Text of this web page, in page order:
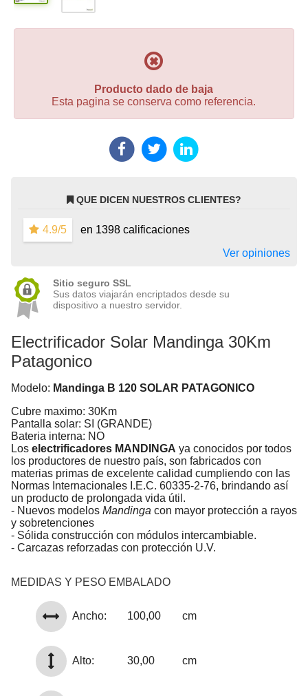
Producto dado de baja
Esta pagina se conserva como referencia.
QUE DICEN NUESTROS CLIENTES?
4.9/5
en 1398 calificaciones
Ver opiniones
Sitio seguro SSL
Sus datos viajarán encriptados desde su
dispositivo a nuestro servidor.
Electrificador Solar Mandinga 30Km
Patagonico
Modelo: Mandinga B 120 SOLAR PATAGONICO
Cubre maximo: 30Km
Pantalla solar: SI (GRANDE)
Bateria interna: NO
Los electrificadores MANDINGA ya conocidos por todos
los productores de nuestro país, son fabricados con
materias primas de excelente calidad cumpliendo con las
Normas Internacionales I.E.C. 60335-2-76, brindando así
un producto de prolongada vida útil.
- Nuevos modelos Mandinga con mayor protección a rayos
y sobretenciones
- Sólida construcción con módulos intercambiable.
- Carcazas reforzadas con protección U.V.
MEDIDAS Y PESO EMBALADO
Ancho: 100,00 cm
Alto: 30,00 cm